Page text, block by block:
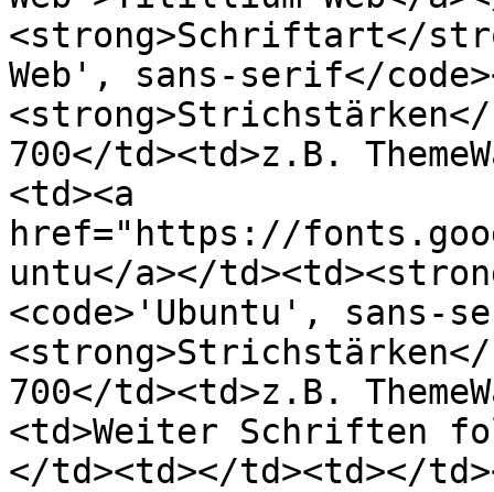
<strong>Schriftart</
Web', sans-serif</
700</td><td>z.B.
<td><a
href="https://
untu</a></
<code>'Ubuntu', sans-
700</td><td>z.B.
<td>Weiter Schriften
</td><td></td><td></